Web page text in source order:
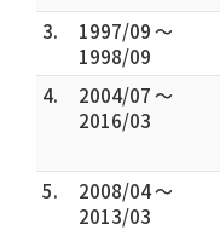
3.
1997/09 ～
1998/09
4.
2004/07 ～
2016/03
5.
2008/04 ～
2013/03